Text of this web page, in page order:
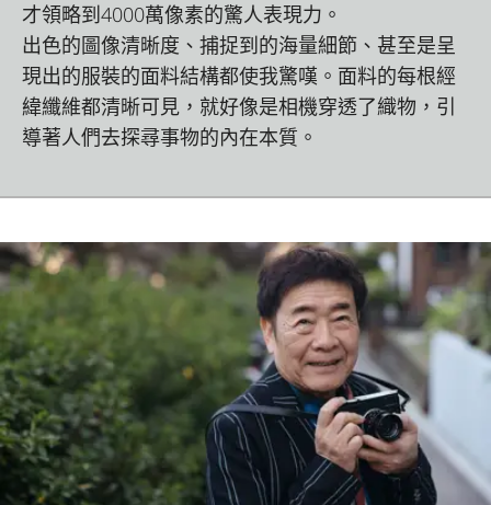
才領略到4000萬像素的驚人表現力。
出色的圖像清晰度、捕捉到的海量細節、甚至是呈
現出的服裝的面料結構都使我驚嘆。面料的每根經
緯纖維都清晰可見，就好像是相機穿透了織物，引
導著人們去探尋事物的內在本質。